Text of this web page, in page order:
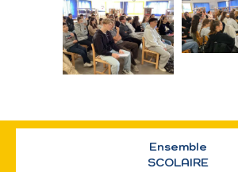
Ensemble
SCOLAIRE